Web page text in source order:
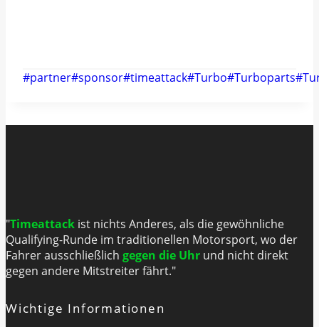
Schlagworte:
#partner#sponsor#timeattack#Turbo#Turboparts#
"Timeattack ist nichts Anderes, als die gewöhnliche
Qualifying-Runde im traditionellen Motorsport, wo der
Fahrer ausschließlich gegen die Uhr und nicht direkt
gegen andere Mitstreiter fährt."
Wichtige Informationen